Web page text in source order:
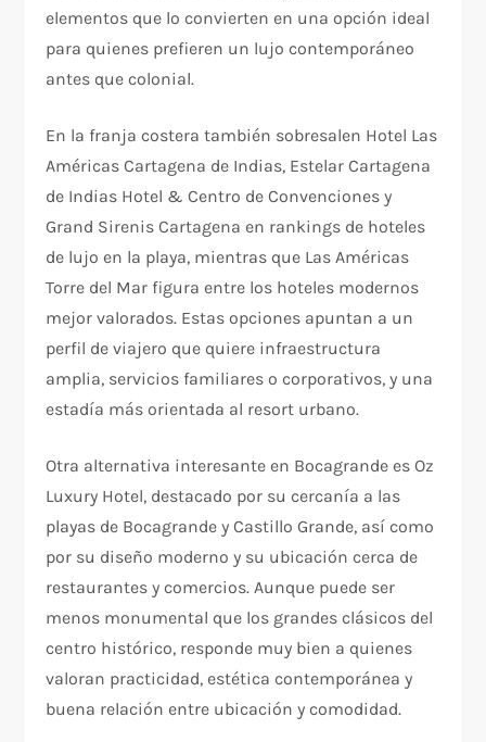
elementos que lo convierten en una opción ideal
para quienes prefieren un lujo contemporáneo
antes que colonial.
En la franja costera también sobresalen Hotel Las
Américas Cartagena de Indias, Estelar Cartagena
de Indias Hotel & Centro de Convenciones y
Grand Sirenis Cartagena en rankings de hoteles
de lujo en la playa, mientras que Las Américas
Torre del Mar figura entre los hoteles modernos
mejor valorados. Estas opciones apuntan a un
perfil de viajero que quiere infraestructura
amplia, servicios familiares o corporativos, y una
estadía más orientada al resort urbano.
Otra alternativa interesante en Bocagrande es Oz
Luxury Hotel, destacado por su cercanía a las
playas de Bocagrande y Castillo Grande, así como
por su diseño moderno y su ubicación cerca de
restaurantes y comercios. Aunque puede ser
menos monumental que los grandes clásicos del
centro histórico, responde muy bien a quienes
valoran practicidad, estética contemporánea y
buena relación entre ubicación y comodidad.​